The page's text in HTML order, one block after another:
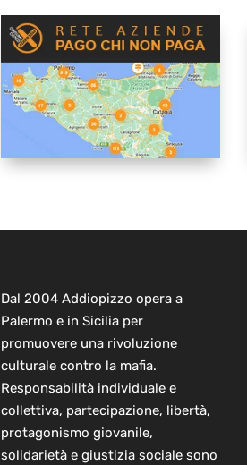
Dal 2004 Addiopizzo opera a
Palermo e in Sicilia per
promuovere una rivoluzione
culturale contro la mafia.
Responsabilità individuale e
collettiva, partecipazione, libertà,
protagonismo giovanile,
solidarietà e giustizia sociale sono